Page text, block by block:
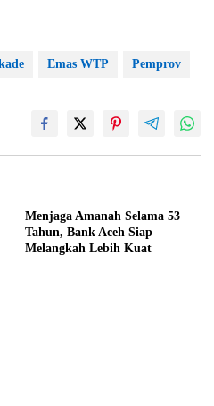
Emas WTP Pemprov
Menjaga Amanah Selama 53
Tahun, Bank Aceh Siap
Melangkah Lebih Kuat